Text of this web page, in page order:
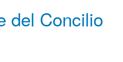
del Concilio